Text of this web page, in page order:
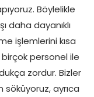
Böylelikle
daha dayanıklı
işlemlerini kısa
personel ile
zordur. Bizler
söküyoruz, ayrıca